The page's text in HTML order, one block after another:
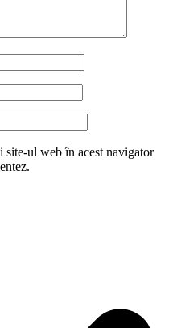
site-ul web în acest navigator